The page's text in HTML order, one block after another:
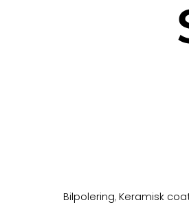
Bilpolering, Keramisk